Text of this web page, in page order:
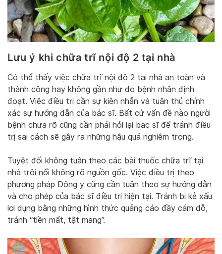
Lưu ý khi chữa trĩ nội độ 2 tại nhà
Có thể thấy việc chữa trĩ nội độ 2 tại nhà an toàn và
thành công hay không gần như do bệnh nhân định
đoạt. Việc điều trị cần sự kiên nhẫn và tuân thủ chính
xác sự hướng dẫn của bác sĩ. Bất cứ vấn đề nào người
bệnh chưa rõ cũng cần phải hỏi lại bac sĩ để tránh điều
trị sai cách sẽ gây ra những hậu quả nghiêm trọng.
Tuyệt đối không tuân theo các bài thuốc chữa trĩ tại
nhà trôi nổi không rõ nguồn gốc. Việc điều trị theo
phương pháp Đông y cũng cần tuân theo sự hướng dẫn
và cho phép của bác sĩ điều trị hiện tại. Tránh bị kẻ xấu
lợi dụng bằng những hình thức quảng cáo đầy cám dỗ,
tránh “tiền mất, tật mang”.